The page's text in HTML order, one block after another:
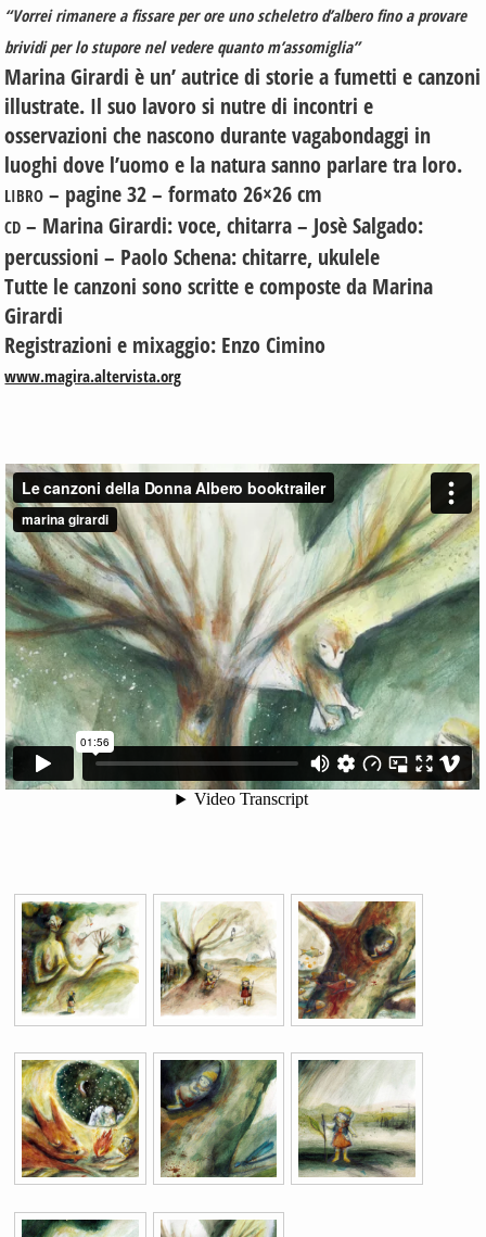
“Vorrei rimanere a fissare per ore uno scheletro d’albero fino a provare
brividi per lo stupore nel vedere quanto m’assomiglia”
Marina Girardi è un’ autrice di storie a fumetti e canzoni
illustrate. Il suo lavoro si nutre di incontri e
osservazioni che nascono durante vagabondaggi in
luoghi dove l’uomo e la natura sanno parlare tra loro.
LIBRO – pagine 32 – formato 26×26 cm
CD – Marina Girardi: voce, chitarra – Josè Salgado:
percussioni – Paolo Schena: chitarre, ukulele
Tutte le canzoni sono scritte e composte da Marina
Girardi
Registrazioni e mixaggio: Enzo Cimino
www.magira.altervista.org